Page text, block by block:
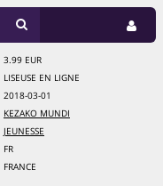
3.99 EUR
LISEUSE EN LIGNE
2018-03-01
KEZAKO MUNDI
JEUNESSE
FR
FRANCE